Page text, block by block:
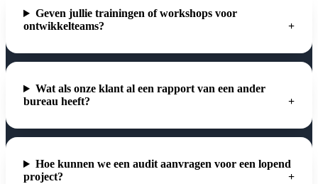
Geven jullie trainingen of workshops voor
ontwikkelteams?
Wat als onze klant al een rapport van een ander
bureau heeft?
Hoe kunnen we een audit aanvragen voor een lopend
project?